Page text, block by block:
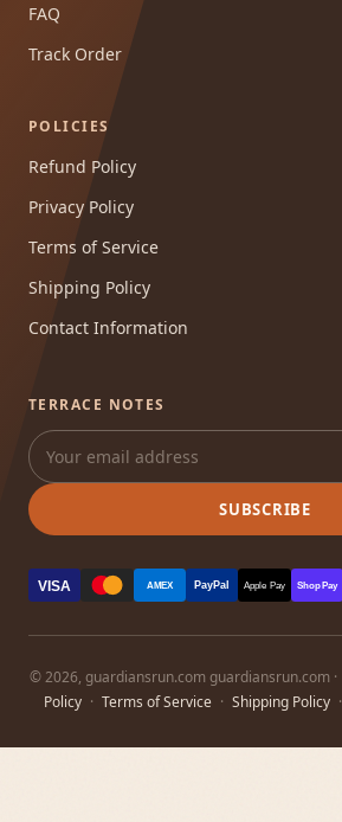
FAQ
Track Order
POLICIES
Refund Policy
Privacy Policy
Terms of Service
Shipping Policy
Contact Information
TERRACE NOTES
SUBSCRIBE
VISA AMEX PayPal Apple Pay Shop Pay
© 2026, guardiansrun.com guardiansrun.com ·
Policy · Terms of Service · Shipping Policy ·